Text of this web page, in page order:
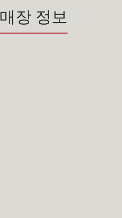
매장 정보